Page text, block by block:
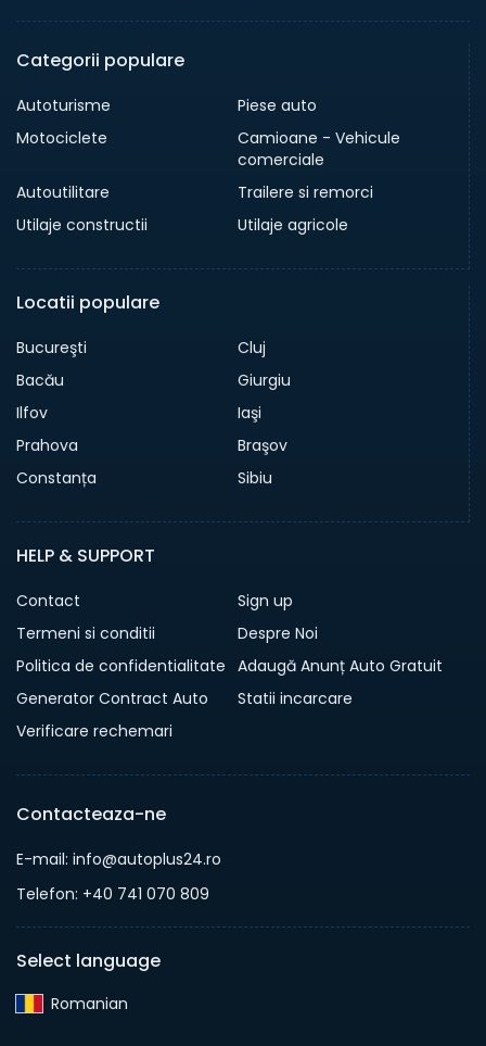
Categorii populare
Autoturisme
Piese auto
Motociclete
Camioane - Vehicule
comerciale
Autoutilitare
Trailere si remorci
Utilaje constructii
Utilaje agricole
Locatii populare
Bucureşti
Cluj
Bacău
Giurgiu
Ilfov
Iaşi
Prahova
Braşov
Constanța
Sibiu
HELP & SUPPORT
Contact
Sign up
Termeni si conditii
Despre Noi
Politica de confidentialitate Adaugă Anunț Auto Gratuit
Generator Contract Auto
Statii incarcare
Verificare rechemari
Contacteaza-ne
E-mail: info@autoplus24.ro
Telefon: +40 741 070 809
Select language
Romanian‎